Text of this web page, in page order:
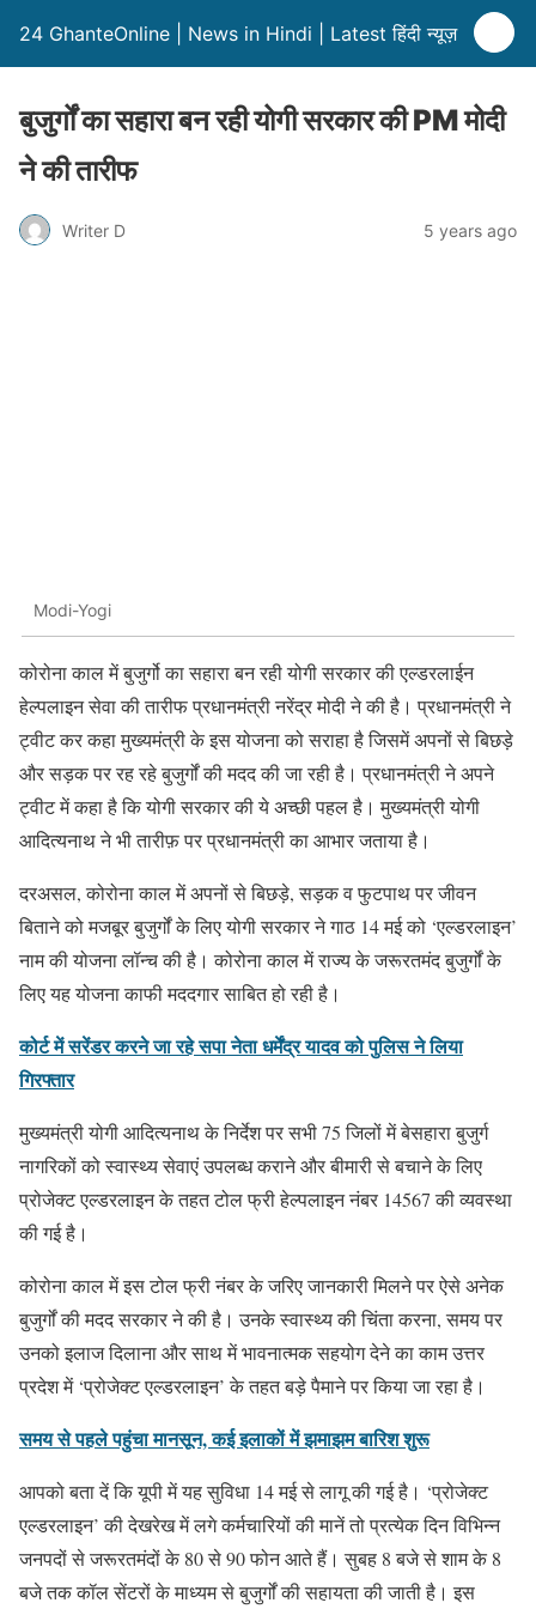
24 GhanteOnline | News in Hindi | Latest हिंदी न्यूज़
बुजुर्गों का सहारा बन रही योगी सरकार की PM मोदी
ने की तारीफ
Writer D 5 years ago
Modi-Yogi
कोरोना काल में बुजुर्गो का सहारा बन रही योगी सरकार की एल्डरलाईन
हेल्पलाइन सेवा की तारीफ प्रधानमंत्री नरेंद्र मोदी ने की है। प्रधानमंत्री ने
ट्वीट कर कहा मुख्यमंत्री के इस योजना को सराहा है जिसमें अपनों से बिछड़े
और सड़क पर रह रहे बुजुर्गों की मदद की जा रही है। प्रधानमंत्री ने अपने
ट्वीट में कहा है कि योगी सरकार की ये अच्छी पहल है। मुख्यमंत्री योगी
आदित्यनाथ ने भी तारीफ़ पर प्रधानमंत्री का आभार जताया है।
दरअसल, कोरोना काल में अपनों से बिछड़े, सड़क व फुटपाथ पर जीवन
बिताने को मजबूर बुजुर्गों के लिए योगी सरकार ने गाठ 14 मई को ‘एल्डरलाइन’
नाम की योजना लॉन्च की है। कोरोना काल में राज्य के जरूरतमंद बुजुर्गों के
लिए यह योजना काफी मददगार साबित हो रही है।
कोर्ट में सरेंडर करने जा रहे सपा नेता धर्मेंद्र यादव को पुलिस ने लिया
गिरफ्तार
मुख्यमंत्री योगी आदित्यनाथ के निर्देश पर सभी 75 जिलों में बेसहारा बुजुर्ग
नागरिकों को स्वास्थ्य सेवाएं उपलब्ध कराने और बीमारी से बचाने के लिए
प्रोजेक्ट एल्डरलाइन के तहत टोल फ्री हेल्पलाइन नंबर 14567 की व्यवस्था
की गई है।
कोरोना काल में इस टोल फ्री नंबर के जरिए जानकारी मिलने पर ऐसे अनेक
बुजुर्गों की मदद सरकार ने की है। उनके स्वास्थ्य की चिंता करना, समय पर
उनको इलाज दिलाना और साथ में भावनात्मक सहयोग देने का काम उत्तर
प्रदेश में ‘प्रोजेक्ट एल्डरलाइन’ के तहत बड़े पैमाने पर किया जा रहा है।
समय से पहले पहुंचा मानसून, कई इलाकों में झमाझम बारिश शुरू
आपको बता दें कि यूपी में यह सुविधा 14 मई से लागू की गई है। ‘प्रोजेक्ट
एल्डरलाइन’ की देखरेख में लगे कर्मचारियों की मानें तो प्रत्येक दिन विभिन्न
जनपदों से जरूरतमंदों के 80 से 90 फोन आते हैं। सुबह 8 बजे से शाम के 8
बजे तक कॉल सेंटरों के माध्यम से बुजुर्गों की सहायता की जाती है। इस